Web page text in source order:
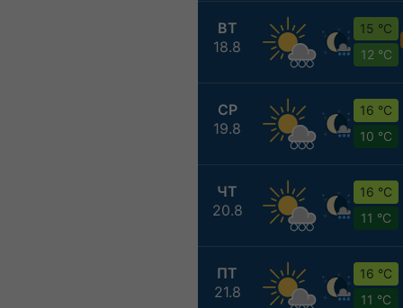
ВТ
18.8
15 °C
12 °C
СР
19.8
16 °C
10 °C
ЧТ
20.8
16 °C
11 °C
ПТ
21.8
16 °C
11 °C